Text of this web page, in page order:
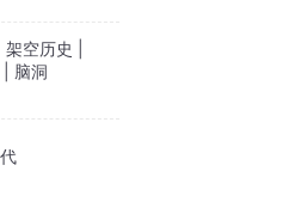
空历史 |
脑洞